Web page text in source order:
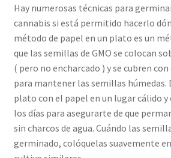
Hay numerosas técnicas para
cannabis si está permitido hacerlo
método de papel en un plato es un
que las semillas de GMO se colocan
( pero no encharcado ) y se cubren
para mantener las semillas húmedas.
plato con el papel en un lugar cálido y
los días para asegurarte de que
sin charcos de agua. Cuándo las
germinado, colóquelas suavemente